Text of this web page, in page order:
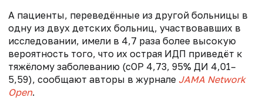
А пациенты, переведённые из другой больницы в
одну из двух детских больниц, участвовавших в
исследовании, имели в 4,7 раза более высокую
вероятность того, что их острая ИДП приведёт к
тяжёлому заболеванию (сОР 4,73, 95% ДИ 4,01–
5,59), сообщают авторы в журнале JAMA Network
Open.